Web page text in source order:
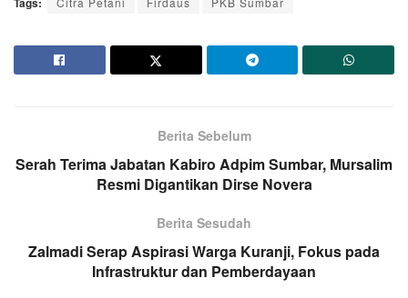
Berita Sebelum
Serah Terima Jabatan Kabiro Adpim Sumbar, Mursalim
Resmi Digantikan Dirse Novera
Berita Sesudah
Zalmadi Serap Aspirasi Warga Kuranji, Fokus pada
Infrastruktur dan Pemberdayaan